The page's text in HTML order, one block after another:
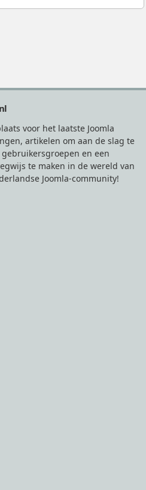
voor het laatste Joomla
artikelen om aan de slag te
en een
te maken in de wereld van
Joomla-community!